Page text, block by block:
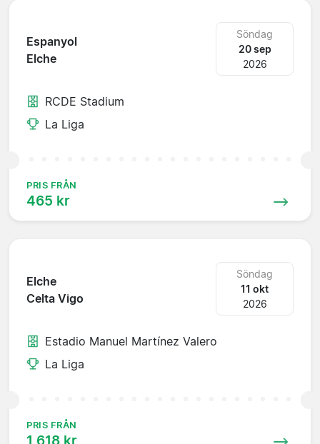
Espanyol
Elche
Söndag
20 sep
2026
RCDE Stadium
La Liga
PRIS FRÅN
465 kr
Elche
Celta Vigo
Söndag
11 okt
2026
Estadio Manuel Martínez Valero
La Liga
PRIS FRÅN
1 618 kr